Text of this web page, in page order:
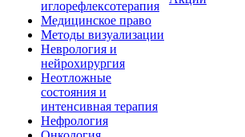
иглорефлексотерапия
Медицинское право
Методы визуализации
Неврология и
нейрохирургия
Неотложные
состояния и
интенсивная терапия
Нефрология